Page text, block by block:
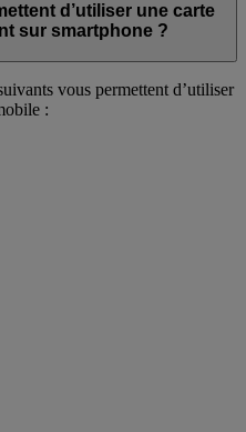
d’utiliser une carte
sur smartphone ?
vous permettent d’utiliser
: